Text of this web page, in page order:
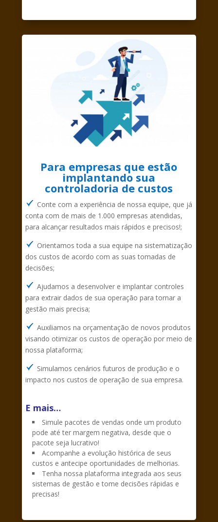
Para empresas que estão
implantando sua
controladoria de custos
Conte com a experiência de nossa equipe, que já
conta com de mais de 1.000 empresas atendidas,
para alcançar resultados mais rápidos e precisos!;
Orientamos toda a sua equipe na sistematização
dos custos de acordo com as suas tomadas de
decisões;
Ajudamos a desenvolver e implantar controles
para extrair dados de sua operação para tornar a
gestão mais precisa;
Auxiliamos na orçamentação de novos produtos
visando otimizar os custos de operação por meio de
nossa plataforma;
Simulamos cenários futuros de produção e o
impacto nos custos de operação de sua empresa.
E mais…
Simule pacotes de vendas onde um produto
pode até ter margem negativa, desde que o
pacote seja lucrativo!
Acompanhe a evolução histórica de seus
custos e antecipe oportunidades de melhorias.
Tenha nossa plataforma integrada aos seus
sistemas de gestão e tome decisões rápidas e
precisas!